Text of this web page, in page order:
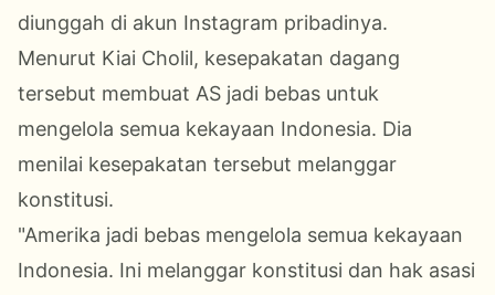
diunggah di akun Instagram pribadinya.
Menurut Kiai Cholil, kesepakatan dagang
tersebut membuat AS jadi bebas untuk
mengelola semua kekayaan Indonesia. Dia
menilai kesepakatan tersebut melanggar
konstitusi.
"Amerika jadi bebas mengelola semua kekayaan
Indonesia. Ini melanggar konstitusi dan hak asasi